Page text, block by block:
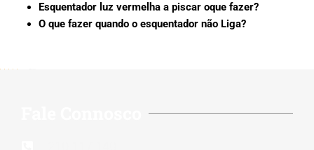
Esquentador luz vermelha a piscar oque fazer?
O que fazer quando o esquentador não Liga?